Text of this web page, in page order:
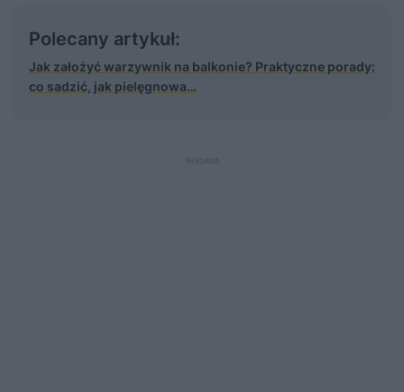
Polecany artykuł:
Jak założyć warzywnik na balkonie? Praktyczne porady:
co sadzić, jak pielęgnowa…